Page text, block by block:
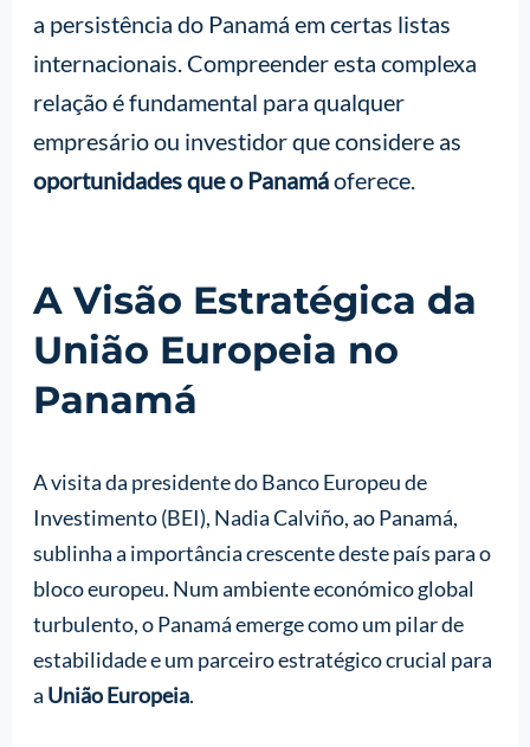
a persistência do Panamá em certas listas
internacionais. Compreender esta complexa
relação é fundamental para qualquer
empresário ou investidor que considere as
oportunidades que o Panamáoferece.
A Visão Estratégica da
União Europeia no
Panamá
A visita da presidente do Banco Europeu de
Investimento (BEI), Nadia Calviño, ao Panamá,
sublinha a importância crescente deste país para o
bloco europeu. Num ambiente económico global
turbulento, o Panamá emerge como um pilar de
estabilidade e um parceiro estratégico crucial para
a União Europeia.